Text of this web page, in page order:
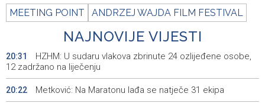
MEETING POINT ANDRZEJ WAJDA FILM FESTIVAL
NAJNOVIJE VIJESTI
20:31
HZHM: U sudaru vlakova zbrinute 24 ozlijeđene osobe,
12 zadržano na liječenju
20:22 Metković: Na Maratonu lađa se natječe 31 ekipa